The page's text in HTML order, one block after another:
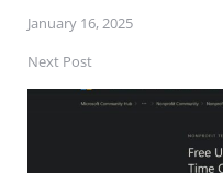
January 16, 2025
Next Post